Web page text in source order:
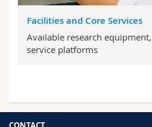
Facilities and Core Services
Available research
service platforms